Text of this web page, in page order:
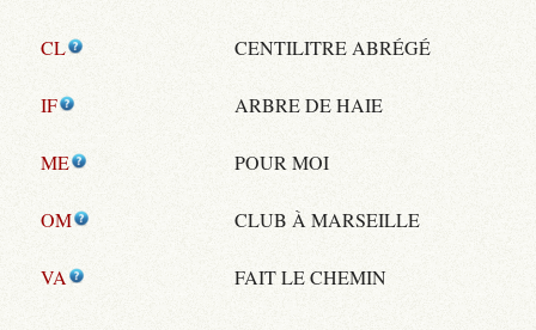
CL CENTILITRE ABRÉGÉ
IF ARBRE DE HAIE
ME POUR MOI
OM CLUB À MARSEILLE
VA FAIT LE CHEMIN